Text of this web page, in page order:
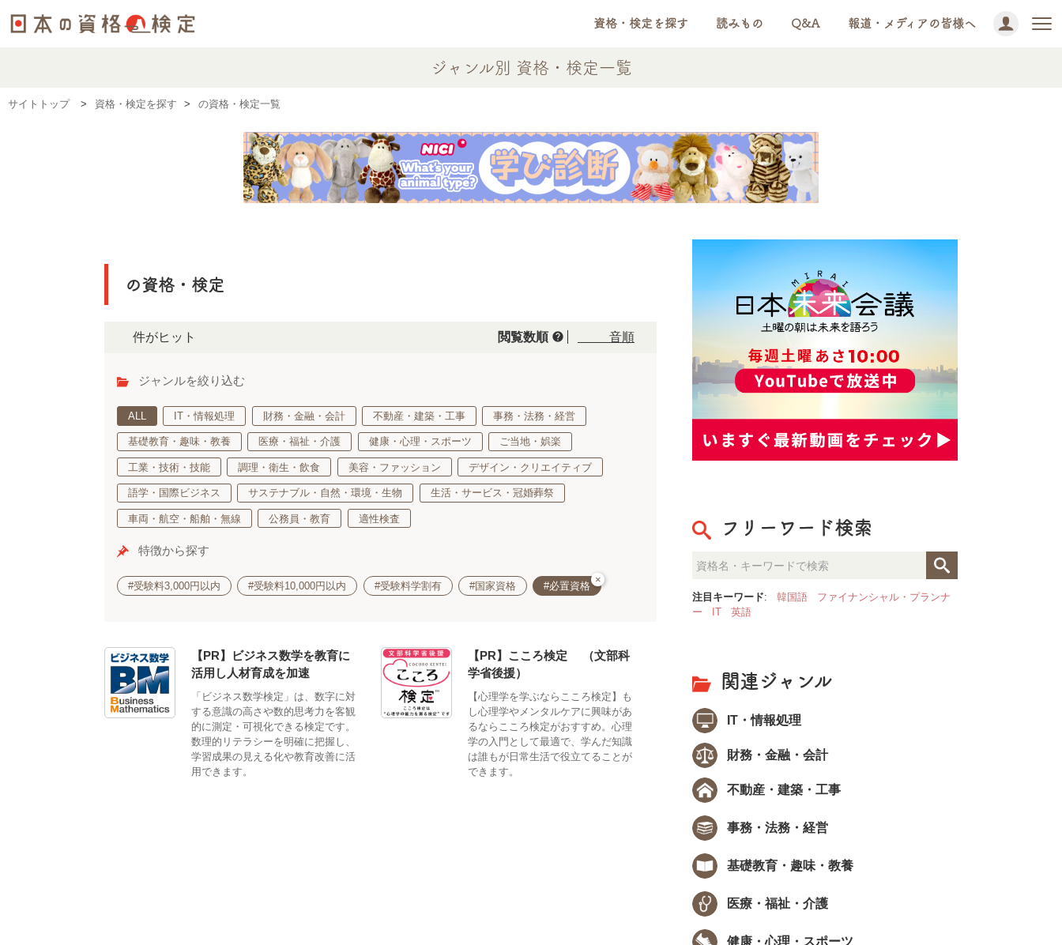
資格・検定を探す 読みもの Q&A 報道・メディアの皆様へ
ジャンル別 資格・検定一覧
サイトトップ 資格・検定を探す の資格・検定一覧
の資格・検定
0件がヒット 閲覧数順 help 50音順
ジャンルを絞り込む
ALL IT・情報処理 財務・金融・会計 不動産・建築・工事 事務・法務・経営
基礎教育・趣味・教養 医療・福祉・介護 健康・心理・スポーツ ご当地・娯楽
工業・技術・技能 調理・衛生・飲食 美容・ファッション デザイン・クリエイティブ
語学・国際ビジネス サステナブル・自然・環境・生物 生活・サービス・冠婚葬祭
車両・航空・船舶・無線 公務員・教育 適性検査
特徴から探す
#受験料3,000円以内 #受験料10,000円以内 #受験料学割有 #国家資格 #必置資格
×
【PR】ビジネス数学を教育に
活用し人材育成を加速
「ビジネス数学検定」は、数字に対
する意識の高さや数的思考力を客観
的に測定・可視化できる検定です。
数理的リテラシーを明確に把握し、
学習成果の見える化や教育改善に活
用できます。
【PR】こころ検定®（文部科
学省後援）
【心理学を学ぶならこころ検定】も
し心理学やメンタルケアに興味があ
るならこころ検定がおすすめ。心理
学の入門として最適で、学んだ知識
は誰もが日常生活で役立てることが
できます。
フリーワード検索
注目キーワード: 韓国語
ファイナンシャル・プランナ
ー
IT 英語
関連ジャンル
IT・情報処理
財務・金融・会計
不動産・建築・工事
事務・法務・経営
基礎教育・趣味・教養
医療・福祉・介護
健康・心理・スポーツ